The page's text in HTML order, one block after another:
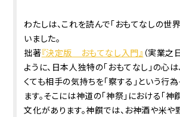
わたしは、これを読んで「おもてなしの世
いました。
拙著『決定版 おもてなし入門』 （実業之
ように、日本人独特の「おもてなし」の心
くても相手の気持ちを「察する」という行
ます。そこには神道の「神祭」における「神
文化があります。神饌では、お神酒や米